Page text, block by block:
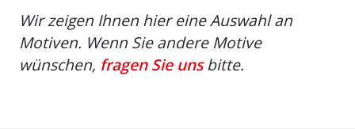
Wir zeigen Ihnen hier eine Auswahl an
Motiven. Wenn Sie andere Motive
wünschen, fragen Sie unsbitte.